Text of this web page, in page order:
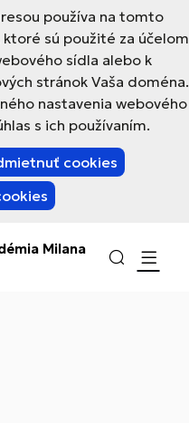
používa na tomto
sú použité za účelom
sídla alebo k
stránok Vaša doména.
nastavenia webového
s ich používaním.
cookies
Milana